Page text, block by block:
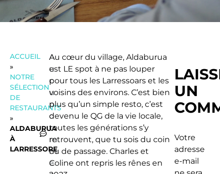
ACCUEIL
»
NOTRE
SÉLECTION
DE
RESTAURANTS
»
ALDABURUA
À
LARRESSORE
A
u
c
u
n
c
o
m
m
e
Au cœur du village, Aldaburua
est LE spot à ne pas louper
pour tous les Larressoars et les
voisins des environs. C’est bien
plus qu’un simple resto, c’est
devenu le QG de la vie locale,
toutes les générations s’y
retrouvent, que tu sois du coin
ou de passage. Charles et
Coline ont repris les rênes en
UN
Votre
adresse
e-mail